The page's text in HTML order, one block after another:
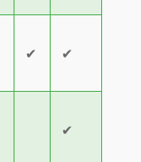
✔ ✔
✔